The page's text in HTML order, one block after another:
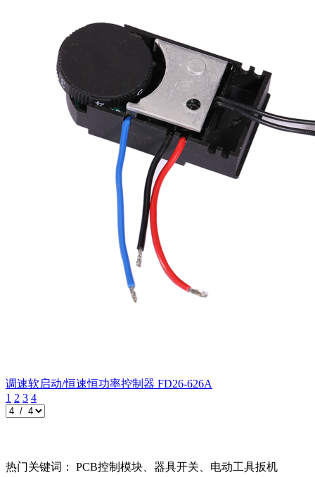
调速软启动/恒速恒功率控制器 FD26-626A
1 2 3 4
热门关键词： PCB控制模块、器具开关、电动工具扳机